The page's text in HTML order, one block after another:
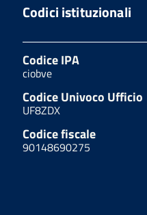
Codici istituzionali
Codice IPA
ciobve
Codice Univoco Ufficio
UF8ZDX
Codice fiscale
90148690275